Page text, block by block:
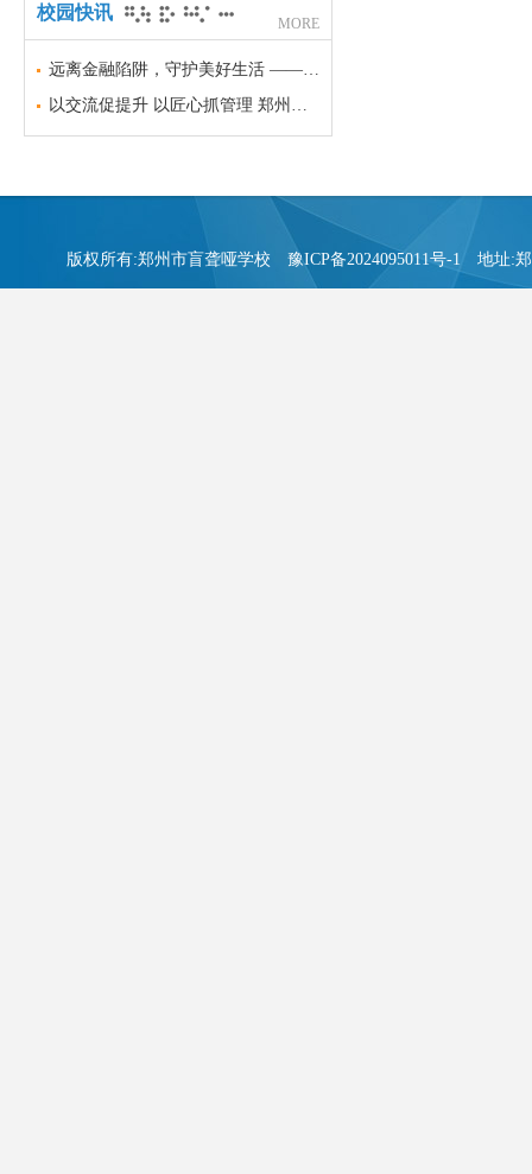
校园快讯
MORE
远离金融陷阱，守护美好生活 —— 郑州市盲聋哑学校金融安全科普宣传
以交流促提升 以匠心抓管理 郑州市盲聋哑学校召开班主任经验交流会
版权所有:郑州市盲聋哑学校 豫ICP备2024095011号-1 地址:郑